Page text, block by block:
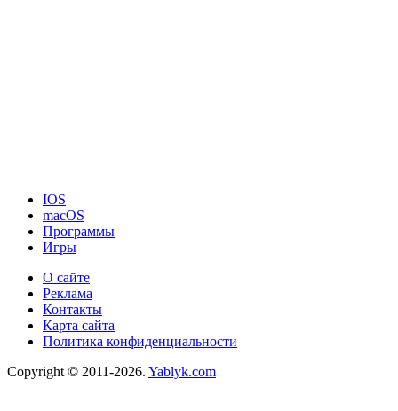
IOS
macOS
Программы
Игры
О сайте
Реклама
Контакты
Карта сайта
Политика конфиденциальности
Copyright © 2011-2026. Yablyk.сom